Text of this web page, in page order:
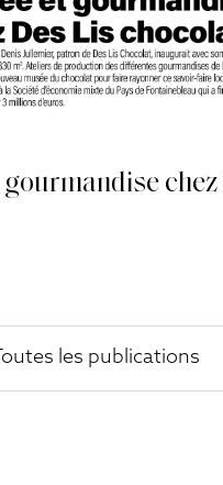
chez
les publications